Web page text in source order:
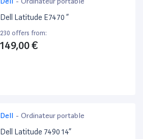
Dell Latitude E7470 ”
230 offers from:
149,00 €
Dell - Ordinateur portable
Dell Latitude 7490 14”